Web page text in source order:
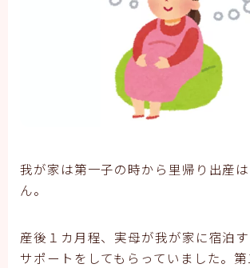
我が家は第一子の時から里帰り出産
ん。
産後１カ月程、実母が我が家に宿泊
サポートをしてもらっていました。